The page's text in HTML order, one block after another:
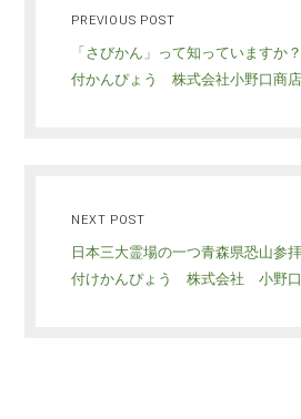
PREVIOUS POST
「さびかん」って知っています
付かんぴょう 株式会社小野口商店
NEXT POST
日本三大霊場の一つ青森県恐山参
付けかんぴょう 株式会社 小野